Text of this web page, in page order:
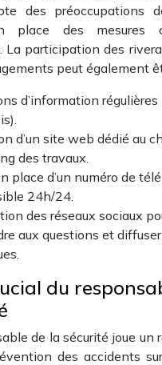
des préoccupations
place des mesures
La participation des
peut également
d’information
d’un site web dédié au
des travaux.
place d’un numéro de
24h/24.
des réseaux sociaux
aux questions et
du
de la sécurité joue un
des accidents